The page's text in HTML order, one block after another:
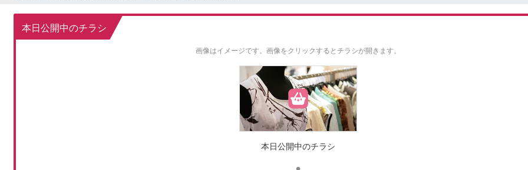
本日公開中のチラシ
画像はイメージです。 画像をクリックするとチラシが開きます。
本日公開中のチラシ